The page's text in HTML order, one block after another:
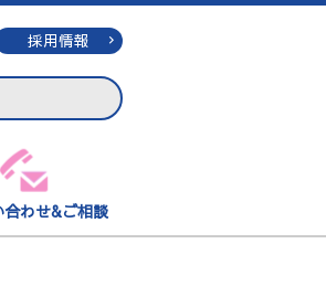
採用情報
合わせ&ご相談